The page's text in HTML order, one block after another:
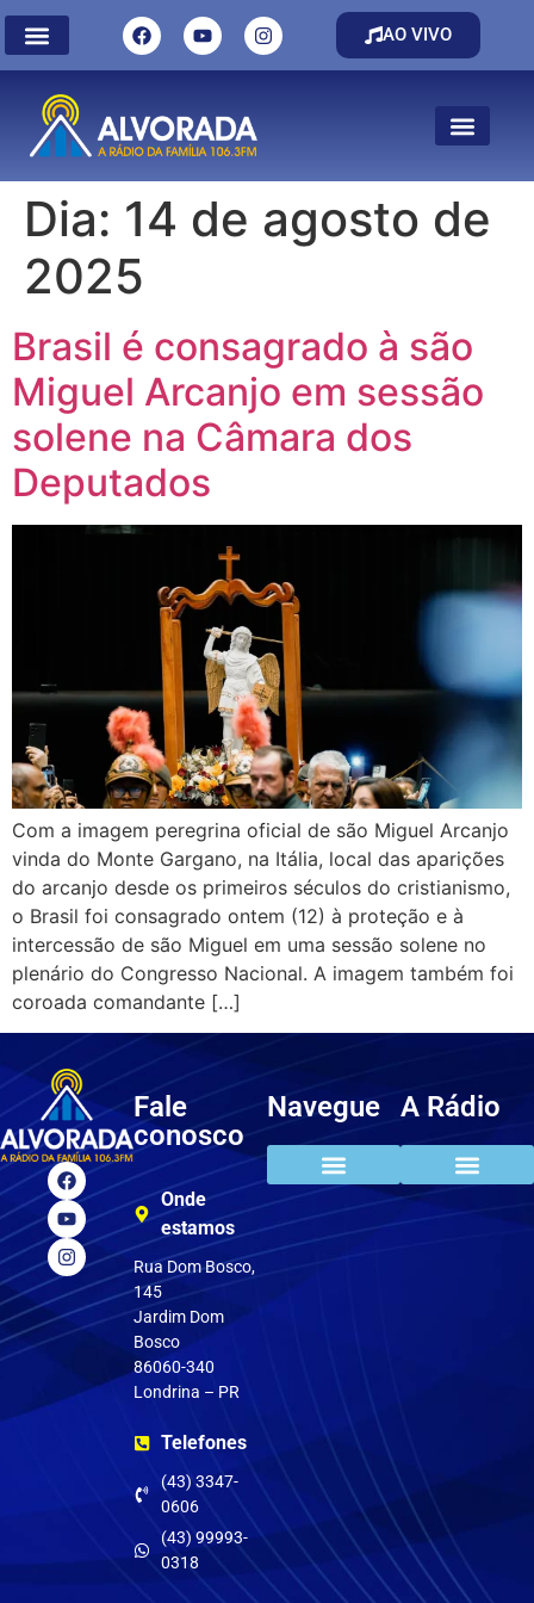
AO VIVO
Dia: 14 de agosto de
2025
Brasil é consagrado à são
Miguel Arcanjo em sessão
solene na Câmara dos
Deputados
Com a imagem peregrina oficial de são Miguel Arcanjo
vinda do Monte Gargano, na Itália, local das aparições
do arcanjo desde os primeiros séculos do cristianismo,
o Brasil foi consagrado ontem (12) à proteção e à
intercessão de são Miguel em uma sessão solene no
plenário do Congresso Nacional. A imagem também foi
coroada comandante […]
Fale
conosco
Onde
estamos
Rua Dom Bosco,
145
Jardim Dom
Bosco
86060-340
Londrina – PR
Telefones
(43) 3347-
0606
(43) 99993-
0318
Navegue A Rádio